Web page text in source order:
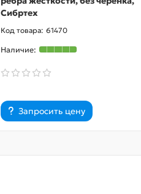
Сибртех
61470
Запросить цену